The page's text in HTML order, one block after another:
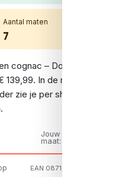
Aantal maten
7
cognac – Donker bruin
In de maten 36 tot
zie je per shop de prijs
Jouw
maat:
EAN 08719294403214